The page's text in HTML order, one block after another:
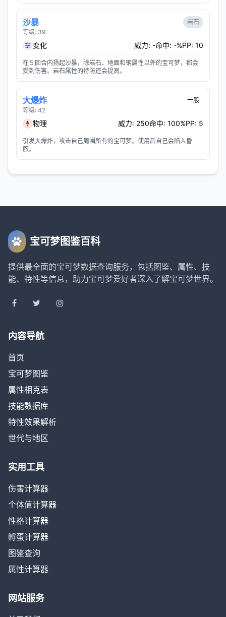
沙暴
等级: 39
岩石
变化 威力: -命中: -%PP: 10
在５回合内扬起沙暴，除岩石、地面和钢属性以外的宝可梦，都会
受到伤害。岩石属性的特防还会提高。
大爆炸
等级: 42
一般
物理 威力: 250命中: 100%PP: 5
引发大爆炸，攻击自己周围所有的宝可梦。使用后自己会陷入昏
厥。
宝可梦图鉴百科
提供最全面的宝可梦数据查询服务，包括图鉴、属性、技
能、特性等信息，助力宝可梦爱好者深入了解宝可梦世界。
内容导航
首页
宝可梦图鉴
属性相克表
技能数据库
特性效果解析
世代与地区
实用工具
伤害计算器
个体值计算器
性格计算器
孵蛋计算器
图鉴查询
属性计算器
网站服务